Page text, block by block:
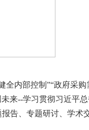
全内部控制”“政府采
来--学习贯彻习近平
告、专题研讨、学术